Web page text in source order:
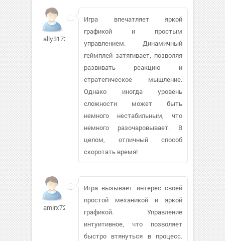
ally317393
Игра впечатляет яркой
графикой и простым
управлением. Динамичный
геймплей затягивает, позволяя
развивать реакцию и
стратегическое мышление.
Однако иногда уровень
сложности может быть
немного нестабильным, что
немного разочаровывает. В
целом, отличный способ
скоротать время!
amirx72
Игра вызывает интерес своей
простой механикой и яркой
графикой. Управление
интуитивное, что позволяет
быстро втянуться в процесс.